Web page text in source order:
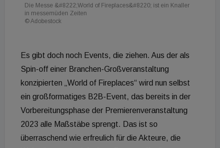
Die Messe &#8222;World of Fireplaces&#8220; ist ein Knaller
in messemüden Zeiten
© Adobestock
Es gibt doch noch Events, die ziehen. Aus der als
Spin-off einer Branchen-Großveranstaltung
konzipierten „World of Fireplaces“ wird nun selbst
ein großformatiges B2B-Event, das bereits in der
Vorbereitungsphase der Premierenveranstaltung
2023 alle Maßstäbe sprengt. Das ist so
überraschend wie erfreulich für die Akteure, die